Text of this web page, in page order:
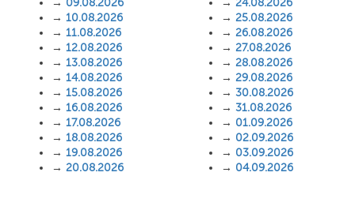
→ 09.08.2026
→ 10.08.2026
→ 11.08.2026
→ 12.08.2026
→ 13.08.2026
→ 14.08.2026
→ 15.08.2026
→ 16.08.2026
→ 17.08.2026
→ 18.08.2026
→ 19.08.2026
→ 20.08.2026
→ 24.08.2026
→ 25.08.2026
→ 26.08.2026
→ 27.08.2026
→ 28.08.2026
→ 29.08.2026
→ 30.08.2026
→ 31.08.2026
→ 01.09.2026
→ 02.09.2026
→ 03.09.2026
→ 04.09.2026